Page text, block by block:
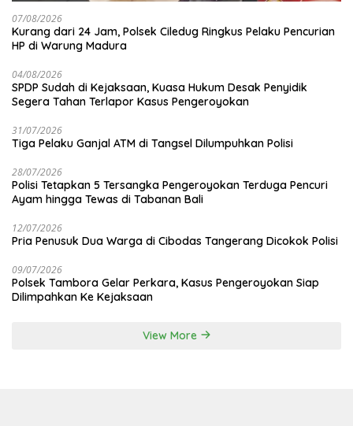
07/08/2026
Kurang dari 24 Jam, Polsek Ciledug Ringkus Pelaku Pencurian
HP di Warung Madura
04/08/2026
SPDP Sudah di Kejaksaan, Kuasa Hukum Desak Penyidik
Segera Tahan Terlapor Kasus Pengeroyokan
31/07/2026
Tiga Pelaku Ganjal ATM di Tangsel Dilumpuhkan Polisi
28/07/2026
Polisi Tetapkan 5 Tersangka Pengeroyokan Terduga Pencuri
Ayam hingga Tewas di Tabanan Bali
12/07/2026
Pria Penusuk Dua Warga di Cibodas Tangerang Dicokok Polisi
09/07/2026
Polsek Tambora Gelar Perkara, Kasus Pengeroyokan Siap
Dilimpahkan Ke Kejaksaan
View More